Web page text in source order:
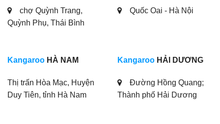
chợ Quỳnh Trang,
Quỳnh Phụ, Thái Bình
Quốc Oai - Hà Nội
Kangaroo HÀ NAM
Thị trấn Hòa Mạc, Huyện
Duy Tiên, tỉnh Hà Nam
Kangaroo HẢI DƯƠNG
Đường Hồng Quang;
Thành phố Hải Dương